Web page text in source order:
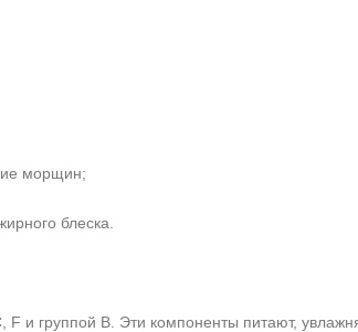
морщин;
блеска.
и группой B. Эти компоненты питают,